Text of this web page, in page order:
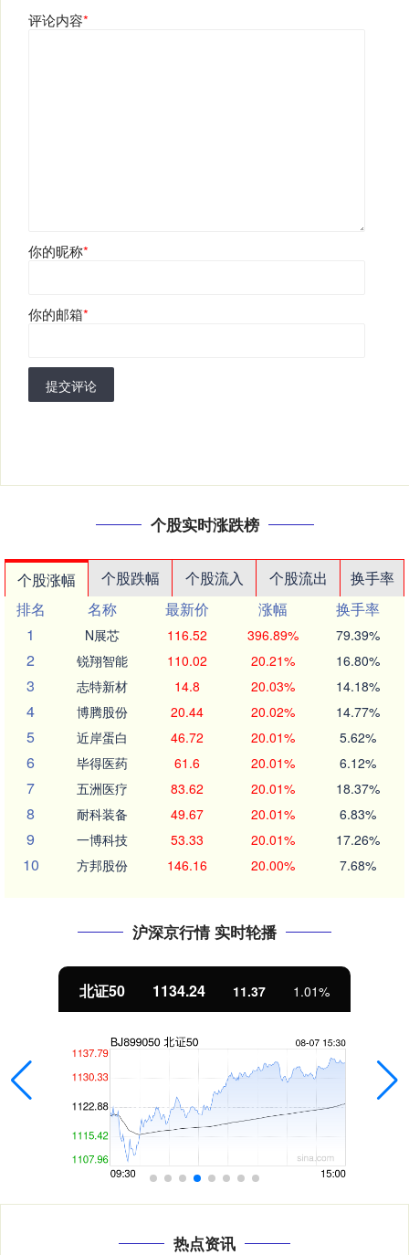
评论内容*
你的昵称*
你的邮箱*
提交评论
个股实时涨跌榜
个股涨幅 个股跌幅 个股流入 个股流出
换手率
排名
名称 最新价 涨幅
换手率
1
N展芯 116.52 396.89% 79.39%
2 锐翔智能 110.02 20.21% 16.80%
3 志特新材 14.8 20.03% 14.18%
4 博腾股份 20.44 20.02% 14.77%
5 近岸蛋白 46.72 20.01% 5.62%
6 毕得医药 61.6 20.01% 6.12%
7 五洲医疗 83.62 20.01% 18.37%
8 耐科装备 49.67 20.01% 6.83%
9 一博科技 53.33 20.01% 17.26%
10 方邦股份 146.16 20.00% 7.68%
沪深京行情 实时轮播
北证50 1134.24 11.37 1.01%
热点资讯